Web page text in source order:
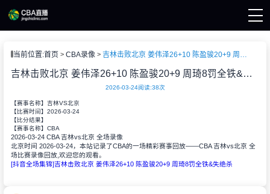
播
闻
当前位置:首页 CBA录像 吉林击败北京 姜伟泽26+10 陈盈骏20+9 周琦8罚全铁&失绝杀
吉林击败北京 姜伟泽26+10 陈盈骏20+9 周琦8罚全铁&失绝杀
2026-03-24阅读:38次
【赛事名称】 吉林VS北京
【比赛时间】 2026-03-24
【比分结果】
【赛事名称】 CBA
2026-03-24 CBA 吉林vs北京 全场录像
北京时间 2026-03-24，本站记录了CBA的一场精彩赛事回放——CBA 吉林vs北京 全
场比赛录像回放,欢迎您的观看。
[抖音全场集锦]吉林击败北京 姜伟泽26+10 陈盈骏20+9 周琦8罚全铁&失绝杀